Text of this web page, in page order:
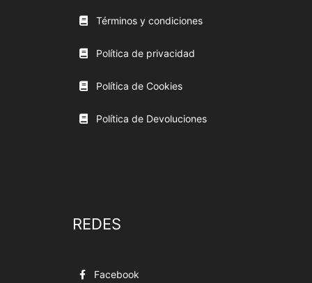
Términos y condiciones
Política de privacidad
Política de Cookies
Política de Devoluciones
REDES
Facebook